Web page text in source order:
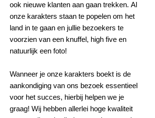
ook nieuwe klanten aan gaan trekken. Al
onze karakters staan te popelen om het
land in te gaan en jullie bezoekers te
voorzien van een knuffel, high five en
natuurlijk een foto!
Wanneer je onze karakters boekt is de
aankondiging van ons bezoek essentieel
voor het succes, hierbij helpen we je
graag! Wij hebben allerlei hoge kwaliteit